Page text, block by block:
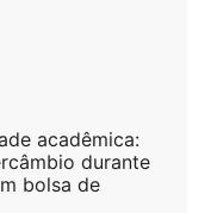
acadêmica:
durante
bolsa de